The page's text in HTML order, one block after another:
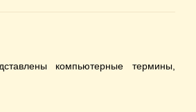
компьютерные термины,